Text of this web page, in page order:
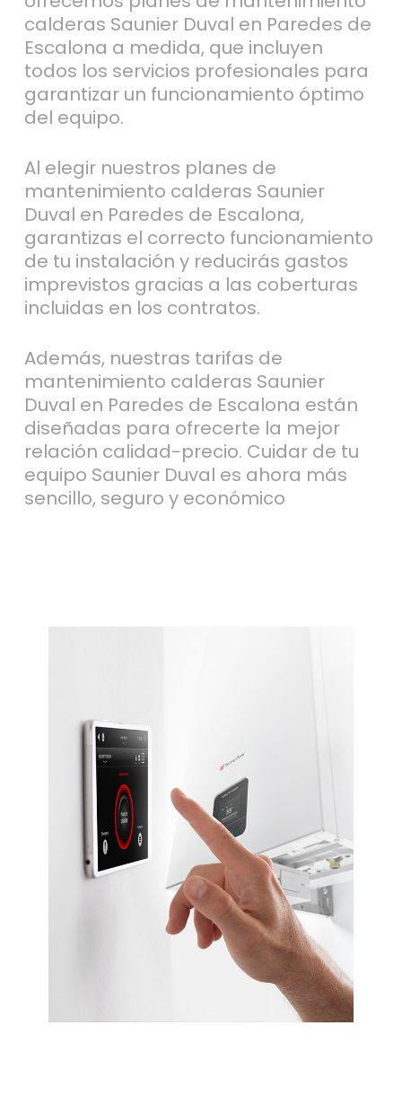
calderas Saunier Duval en Paredes de
Escalona a medida, que incluyen
todos los servicios profesionales para
garantizar un funcionamiento óptimo
del equipo.
Al elegir nuestros planes de
mantenimiento calderas Saunier
Duval en Paredes de Escalona,
garantizas el correcto funcionamiento
de tu instalación y reducirás gastos
imprevistos gracias a las coberturas
incluidas en los contratos.
Además, nuestras tarifas de
mantenimiento calderas Saunier
Duval en Paredes de Escalona están
diseñadas para ofrecerte la mejor
relación calidad-precio. Cuidar de tu
equipo Saunier Duval es ahora más
sencillo, seguro y económico